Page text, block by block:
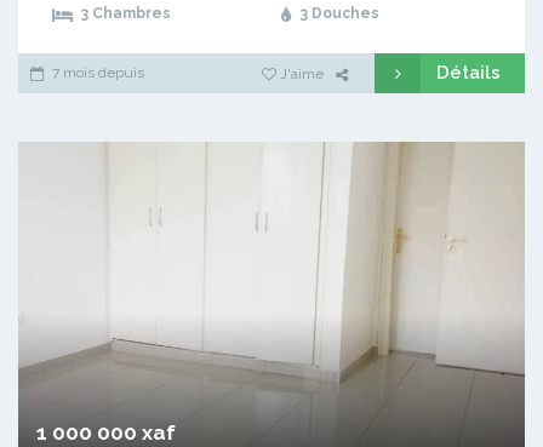
3 Chambres 3 Douches
7 mois depuis J'aime Détails
1 000 000 xaf